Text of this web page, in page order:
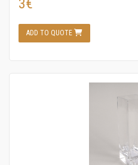
3€
ADD TO QUOTE